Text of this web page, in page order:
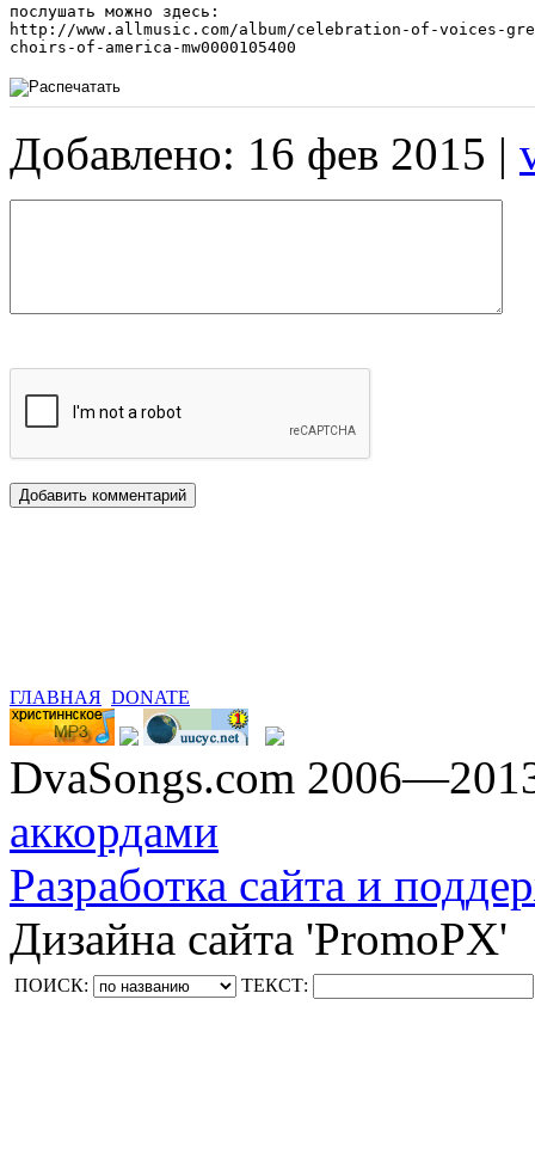
послушать можно здесь:
http://www.allmusic.com/album/celebration-of-voices-
choirs-of-america-mw0000105400
Добавлено: 16 фев 2015 |
ГЛАВНАЯ DONATE
DvaSongs.com
аккордами
Разработка сайта и
Дизайна сайта 'PromoPX'
ПОИСК: ТЕКСТ: